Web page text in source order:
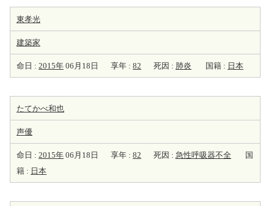
東孝光
建築家
命日 : 2015年 06月18日 享年 : 82 死因 : 肺炎 国籍 : 日本
たてかべ和也
声優
命日 : 2015年 06月18日 享年 : 82 死因 : 急性呼吸器不全
国
籍 : 日本